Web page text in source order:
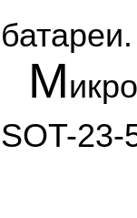
батареи.
М
SOT-23-